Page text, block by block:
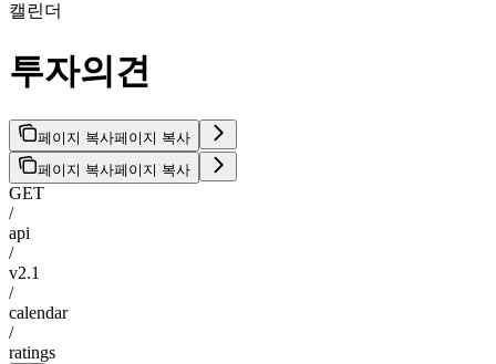
캘린더
투자의견
페이지 복사페이지 복사
페이지 복사페이지 복사
GET
/
api
/
v2.1
/
calendar
/
ratings